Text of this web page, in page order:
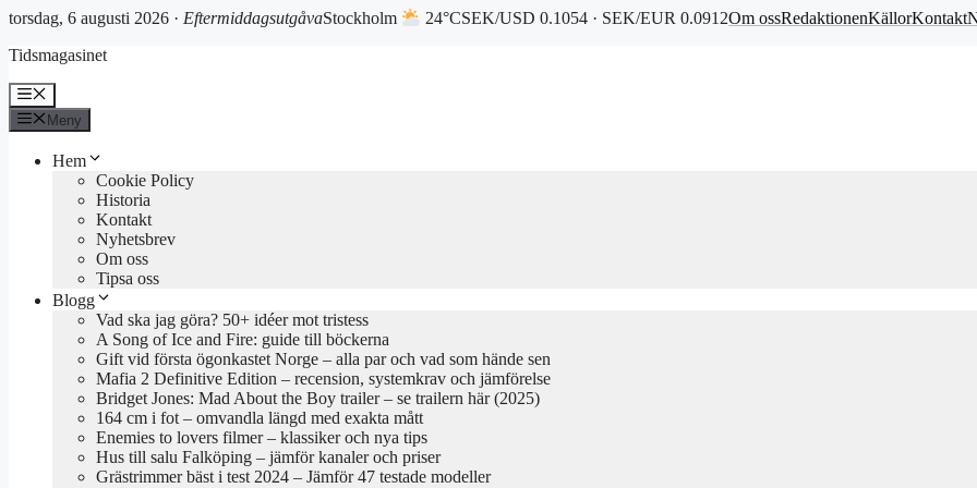
torsdag, 6 augusti 2026 · EftermiddagsutgåvaStockholm 24°CSEK/USD 0.1054 · SEK/EUR 0.0912Om ossRedaktionenKällorKontakt
till
Tidsmagasinet
Meny
Meny
Hem
Cookie Policy
Historia
Kontakt
Nyhetsbrev
Om oss
Tipsa oss
Blogg
Vad ska jag göra? 50+ idéer mot tristess
A Song of Ice and Fire: guide till böckerna
Gift vid första ögonkastet Norge – alla par och vad som hände sen
Mafia 2 Definitive Edition – recension, systemkrav och jämförelse
Bridget Jones: Mad About the Boy trailer – se trailern här (2025)
164 cm i fot – omvandla längd med exakta mått
Enemies to lovers filmer – klassiker och nya tips
Hus till salu Falköping – jämför kanaler och priser
Grästrimmer bäst i test 2024 – Jämför 47 testade modeller